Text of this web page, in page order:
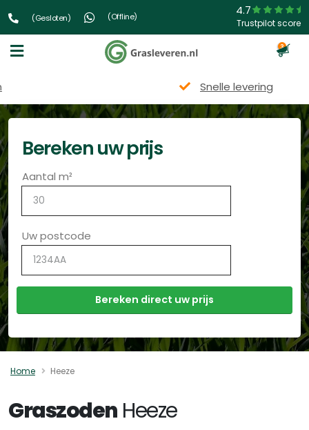
(Gesloten) (Offline) 4.7
Trustpilot score
3
Snelle levering
Bereken uw prijs
Aantal m²
Uw postcode
Home Heeze
Graszoden Heeze